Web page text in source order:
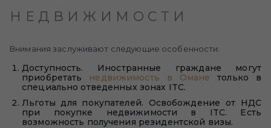
НЕДВИЖИМОСТИ
Внимания заслуживают следующие особенности:
Доступность. Иностранные граждане могут
приобретать недвижимость в Омане только в
специально отведенных зонах ITC.
Льготы для покупателей. Освобождение от НДС
при покупке недвижимости в ITC. Есть
возможность получения резидентской визы.